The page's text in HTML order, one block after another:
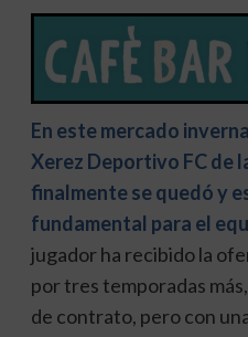
En este mercado
Xerez Deportivo FC de
finalmente se quedó y
fundamental para el
jugador ha recibido la
por tres temporadas
de contrato, pero con